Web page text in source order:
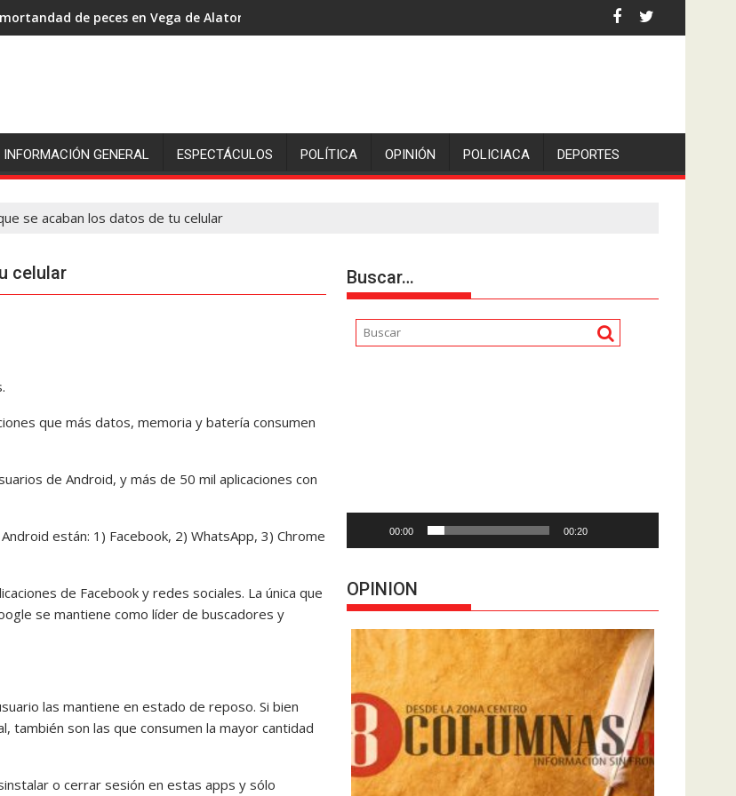
de peces en Vega de Alatorre: pescadores piden escolleras para evitar nuevos casos
INFORMACIÓN GENERAL ESPECTÁCULOS POLÍTICA OPINIÓN POLICIACA DEPORTES
se acaban los datos de tu celular
celular
que más datos, memoria y batería consumen
de Android, y más de 50 mil aplicaciones con
están: 1) Facebook, 2) WhatsApp, 3) Chrome
de Facebook y redes sociales. La única que
se mantiene como líder de buscadores y
las mantiene en estado de reposo. Si bien
también son las que consumen la mayor cantidad
o cerrar sesión en estas apps y sólo
Buscar…
00:00 00:20
OPINION